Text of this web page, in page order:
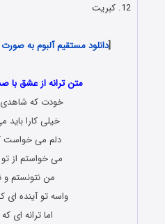
12. کبریت
[دانلود مستقیم آلبوم به صورت یکجا
متن ترانه از عشق
خودت که شاهدی
خیلی کارا باید
دلم می خواست
می خواستم از
من نتونستم و
واسه تو آینده
اما ترانه ای